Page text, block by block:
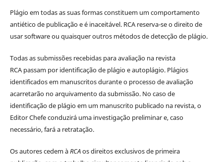
Plágio em todas as suas formas constituem um comportamento
antiético de publicação e é inaceitável. RCA reserva-se o direito de
usar software ou quaisquer outros métodos de detecção de plágio.
Todas as submissões recebidas para avaliação na revista
RCA passam por identificação de plágio e autoplágio. Plágios
identificados em manuscritos durante o processo de avaliação
acarretarão no arquivamento da submissão. No caso de
identificação de plágio em um manuscrito publicado na revista, o
Editor Chefe conduzirá uma investigação preliminar e, caso
necessário, fará a retratação.
Os autores cedem àRCAos direitos exclusivos de primeira